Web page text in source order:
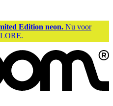
Edition neon. Nu voor